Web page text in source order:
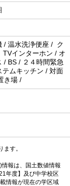
/ 温水洗浄便座 / ク
インターホン / オ
/ BS / ２４時間緊急
ムキッチン / 対面
き場 /
す。
報は、国土数値情報
年度】及び中学校区
情報が現在の学区域